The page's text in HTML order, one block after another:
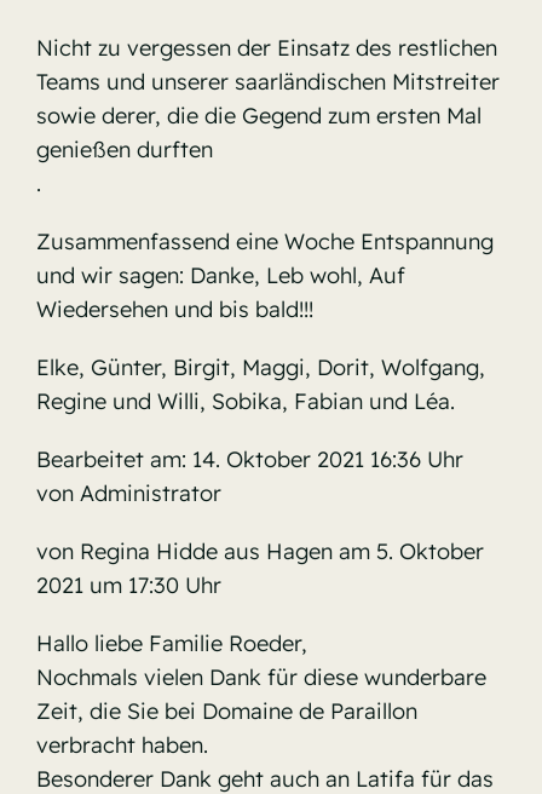
Nicht zu vergessen der Einsatz des restlichen
Teams und unserer saarländischen Mitstreiter
sowie derer, die die Gegend zum ersten Mal
genießen durften
.
Zusammenfassend eine Woche Entspannung
und wir sagen: Danke, Leb wohl, Auf
Wiedersehen und bis bald!!!
Elke, Günter, Birgit, Maggi, Dorit, Wolfgang,
Regine und Willi, Sobika, Fabian und Léa.
Bearbeitet am: 14. Oktober 2021 16:36 Uhr
von Administrator
von Regina Hidde aus Hagen am 5. Oktober
2021 um 17:30 Uhr
Hallo liebe Familie Roeder,
Nochmals vielen Dank für diese wunderbare
Zeit, die Sie bei Domaine de Paraillon
verbracht haben.
Besonderer Dank geht auch an Latifa für das